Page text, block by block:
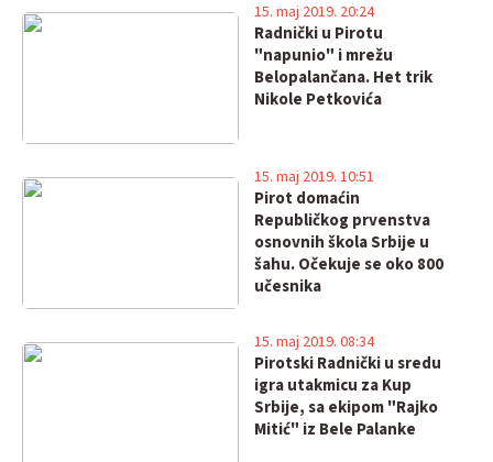
Radnički u Pirotu
"napunio" i mrežu
Belopalančana. Het trik
Nikole Petkovića
15. maj 2019. 20:24
Pirot domaćin
Republičkog prvenstva
osnovnih škola Srbije u
šahu. Očekuje se oko 800
učesnika
15. maj 2019. 10:51
Pirotski Radnički u sredu
igra utakmicu za Kup
Srbije, sa ekipom "Rajko
Mitić" iz Bele Palanke
15. maj 2019. 08:34